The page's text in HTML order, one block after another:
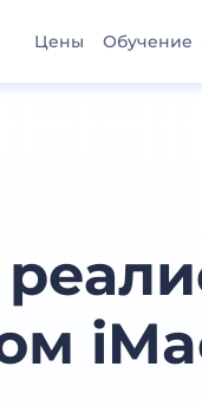
Цены Обучение